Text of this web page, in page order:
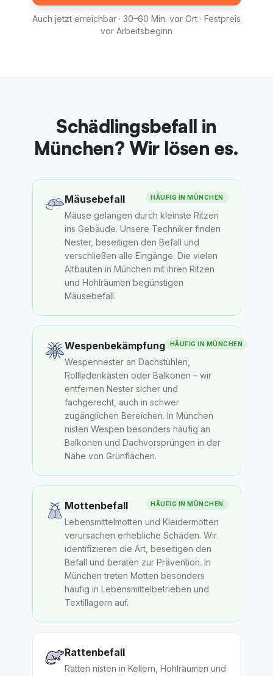
Auch jetzt erreichbar · 30–60 Min. vor Ort · Festpreis
vor Arbeitsbeginn
Schädlingsbefall in
München? Wir lösen es.
Mäusebefall HÄUFIG IN MÜNCHEN
Mäuse gelangen durch kleinste Ritzen
ins Gebäude. Unsere Techniker finden
Nester, beseitigen den Befall und
verschließen alle Eingänge. Die vielen
Altbauten in München mit ihren Ritzen
und Hohlräumen begünstigen
Mäusebefall.
Wespenbekämpfung HÄUFIG IN MÜNCHEN
Wespennester an Dachstühlen,
Rollladenkästen oder Balkonen – wir
entfernen Nester sicher und
fachgerecht, auch in schwer
zugänglichen Bereichen. In München
nisten Wespen besonders häufig an
Balkonen und Dachvorsprüngen in der
Nähe von Grünflächen.
Mottenbefall HÄUFIG IN MÜNCHEN
Lebensmittelmotten und Kleidermotten
verursachen erhebliche Schäden. Wir
identifizieren die Art, beseitigen den
Befall und beraten zur Prävention. In
München treten Motten besonders
häufig in Lebensmittelbetrieben und
Textillagern auf.
Rattenbefall
Ratten nisten in Kellern, Hohlräumen und